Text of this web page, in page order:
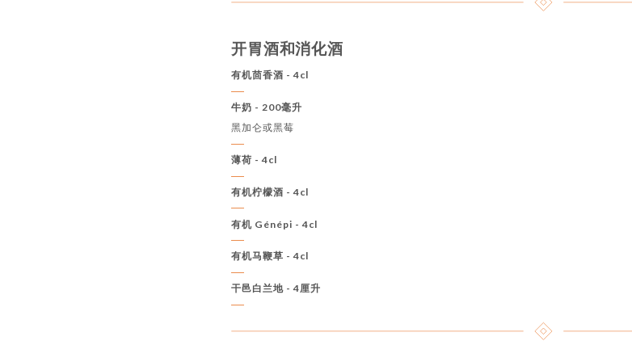
开胃酒和消化酒
有机茴香酒 - 4cl
牛奶 - 200毫升
黑加仑或黑莓
薄荷 - 4cl
有机柠檬酒 - 4cl
有机 Génépi - 4cl
有机马鞭草 - 4cl
干邑白兰地 - 4厘升